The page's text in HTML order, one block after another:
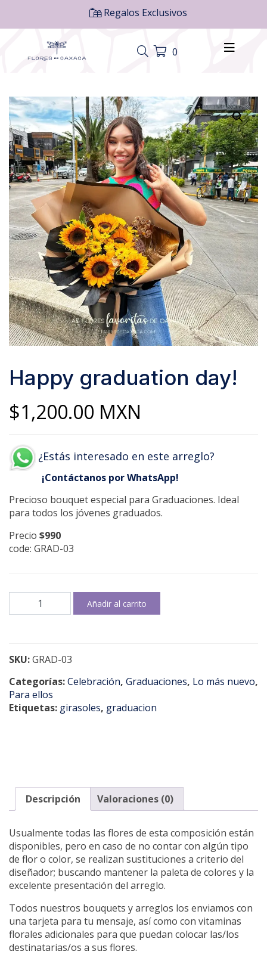
Regalos Exclusivos
0
Happy graduation day!
$1,200.00 MXN
¿Estás interesado en este arreglo?
¡Contáctanos por WhatsApp!
Precioso bouquet especial para Graduaciones. Ideal
para todos los jóvenes graduados.
Precio $990
code: GRAD-03
graduation
Añadir al carrito
SKU:GRAD-03
Categorías:Celebración, Graduaciones, Lo más nuevo,
Para ellos
Etiquetas: girasoles, graduacion
Descripción Valoraciones (0)
Usualmente todas las flores de esta composición están
disponibles, pero en caso de no contar con algún tipo
de flor o color, se realizan sustituciones a criterio del
diseñador; buscando mantener la paleta de colores y la
excelente presentación del arreglo.
Todos nuestros bouquets y arreglos los enviamos con
una tarjeta para tu mensaje, así como con vitaminas
florales adicionales para que puedan colocar las/los
destinatarias/os a sus flores.